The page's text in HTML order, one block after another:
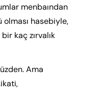
menbaından
olması hasebiyle,
kaç zırvalık
Ama